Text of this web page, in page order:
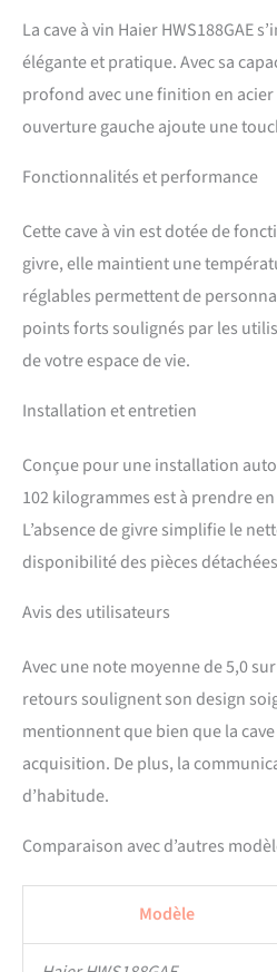
La cave à vin Haier HWS188GAE
élégante et pratique. Avec sa
profond avec une finition en
ouverture gauche ajoute une
Fonctionnalités et performance
Cette cave à vin est dotée de
givre, elle maintient une
réglables permettent de
points forts soulignés par les
de votre espace de vie.
Installation et entretien
Conçue pour une installation
102 kilogrammes est à prendre
L’absence de givre simplifie le
disponibilité des pièces
Avis des utilisateurs
Avec une note moyenne de 5,0
retours soulignent son design
mentionnent que bien que la
acquisition. De plus, la
d’habitude.
Comparaison avec d’autres
Modèle